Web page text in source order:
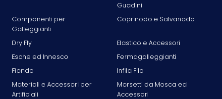
Guadini
Componenti per
Galleggianti
Coprinodo e Salvanodo
Dry Fly
Elastico e Accessori
Esche ed Innesco
Fermagalleggianti
Fionde
Infila Filo
Materiali e Accessori per
Artificiali
Morsetti da Mosca ed
Accessori